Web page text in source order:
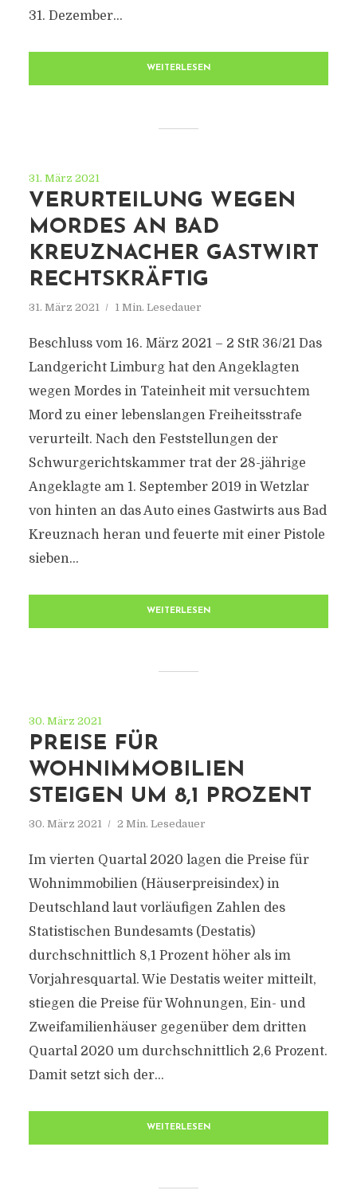
31. Dezember...
WEITERLESEN
31. März 2021
VERURTEILUNG WEGEN
MORDES AN BAD
KREUZNACHER GASTWIRT
RECHTSKRÄFTIG
31. März 2021 1 Min. Lesedauer
Beschluss vom 16. März 2021 – 2 StR 36/21 Das
Landgericht Limburg hat den Angeklagten
wegen Mordes in Tateinheit mit versuchtem
Mord zu einer lebenslangen Freiheitsstrafe
verurteilt. Nach den Feststellungen der
Schwurgerichtskammer trat der 28-jährige
Angeklagte am 1. September 2019 in Wetzlar
von hinten an das Auto eines Gastwirts aus Bad
Kreuznach heran und feuerte mit einer Pistole
sieben...
WEITERLESEN
30. März 2021
PREISE FÜR
WOHNIMMOBILIEN
STEIGEN UM 8,1 PROZENT
30. März 2021 2 Min. Lesedauer
Im vierten Quartal 2020 lagen die Preise für
Wohnimmobilien (Häuserpreisindex) in
Deutschland laut vorläufigen Zahlen des
Statistischen Bundesamts (Destatis)
durchschnittlich 8,1 Prozent höher als im
Vorjahresquartal. Wie Destatis weiter mitteilt,
stiegen die Preise für Wohnungen, Ein- und
Zweifamilienhäuser gegenüber dem dritten
Quartal 2020 um durchschnittlich 2,6 Prozent.
Damit setzt sich der...
WEITERLESEN